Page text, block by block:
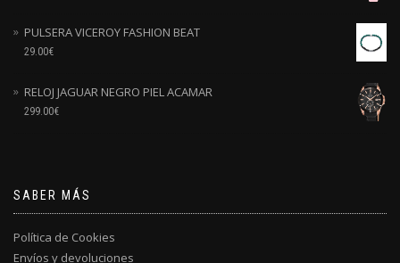
PULSERA VICEROY FASHION BEAT
29.00€
RELOJ JAGUAR NEGRO PIEL ACAMAR
299.00€
SABER MÁS
Política de Cookies
Envíos y devoluciones